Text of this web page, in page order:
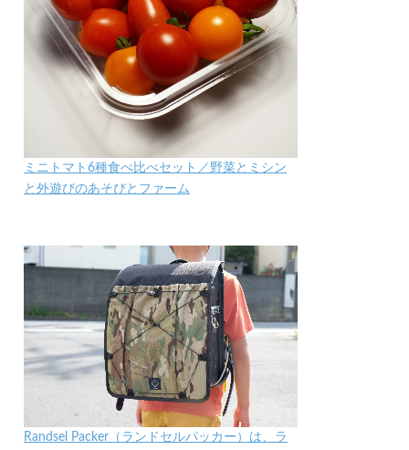
ミニトマト6種食べ比べセット／野菜とミシン
と外遊びのあそびとファーム
Randsel Packer（ランドセルパッカー）は、ラ